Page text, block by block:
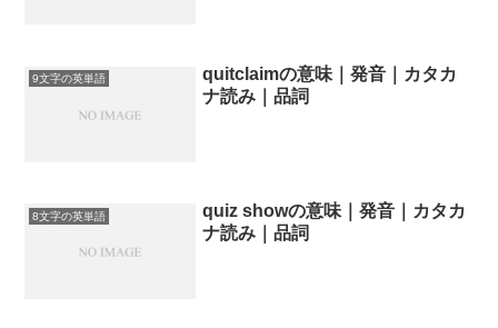
9文字の英単語
quitclaimの意味｜発音｜カタカ
ナ読み｜品詞
8文字の英単語
quiz showの意味｜発音｜カタカ
ナ読み｜品詞